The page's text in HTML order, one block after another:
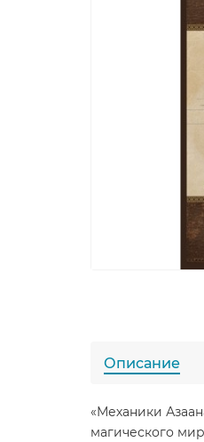
Описание
«Механики
магического